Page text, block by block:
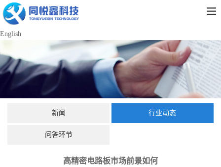
English
新闻 行业动态
问答环节
高精密电路板市场前景如何